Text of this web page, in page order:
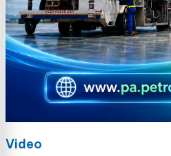
Video